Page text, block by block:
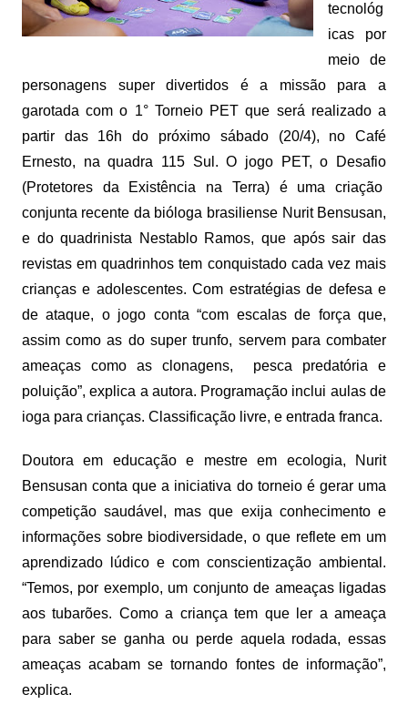
tecnológ
icas por
meio de
personagens super divertidos é a missão para a
garotada com o 1° Torneio PET que será realizado a
partir das 16h do próximo sábado (20/4), no Café
Ernesto, na quadra 115 Sul. O jogo PET, o Desafio
(Protetores da Existência na Terra) é uma criação
conjunta recente da bióloga brasiliense Nurit Bensusan,
e do quadrinista Nestablo Ramos, que após sair das
revistas em quadrinhos tem conquistado cada vez mais
crianças e adolescentes. Com estratégias de defesa e
de ataque, o jogo conta “com escalas de força que,
assim como as do super trunfo, servem para combater
ameaças como as clonagens, pesca predatória e
poluição”, explica a autora. Programação inclui aulas de
ioga para crianças. Classificação livre, e entrada franca.
Doutora em educação e mestre em ecologia, Nurit
Bensusan conta que a iniciativa do torneio é gerar uma
competição saudável, mas que exija conhecimento e
informações sobre biodiversidade, o que reflete em um
aprendizado lúdico e com conscientização ambiental.
“Temos, por exemplo, um conjunto de ameaças ligadas
aos tubarões. Como a criança tem que ler a ameaça
para saber se ganha ou perde aquela rodada, essas
ameaças acabam se tornando fontes de informação”,
explica.